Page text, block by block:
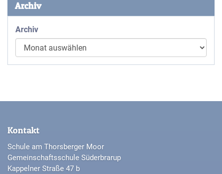
Archiv
Archiv
Kontakt
Schule am Thorsberger Moor
Gemeinschaftsschule Süderbrarup
Kappelner Straße 47 b